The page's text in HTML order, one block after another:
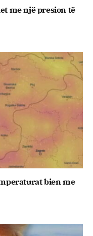
me një presion të
bien me